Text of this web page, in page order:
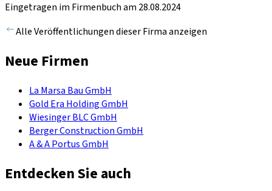
Eingetragen im Firmenbuch am 28.08.2024
Alle Veröffentlichungen dieser Firma anzeigen
Neue Firmen
La Marsa Bau GmbH
Gold Era Holding GmbH
Wiesinger BLC GmbH
Berger Construction GmbH
A & A Portus GmbH
Entdecken Sie auch